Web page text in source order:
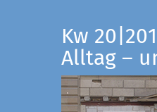
Kw
Alltag –